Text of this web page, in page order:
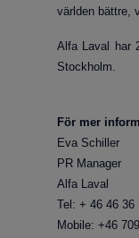
världen bättre,
Alfa Laval har
Stockholm.
För mer
Eva Schiller
PR Manager
Alfa Laval
Tel: + 46 46 36
Mobile: +46